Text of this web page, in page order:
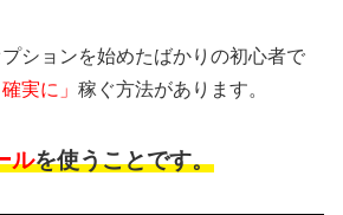
ションを始めたばかりの初心者で
実に」 稼ぐ方法があります。
ルを使うことです。